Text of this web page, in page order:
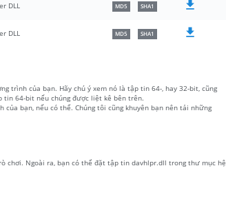
DLL MD5 SHA1
DLL MD5 SHA1
trình của bạn. Hãy chú ý xem nó là tập tin 64-, hay 32-bit, cũng
tin 64-bit nếu chúng được liệt kê bên trên.
bạn, nếu có thể. Chúng tôi cũng khuyên bạn nên tải những
chơi. Ngoài ra, bạn có thể đặt tập tin davhlpr.dll trong thư mục hệ